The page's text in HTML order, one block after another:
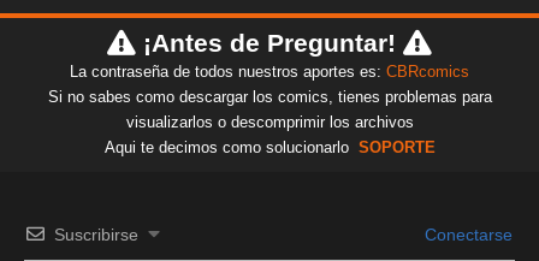
¡Antes de Preguntar!
La contraseña de todos nuestros aportes es: CBRcomics
Si no sabes como descargar los comics, tienes problemas para
visualizarlos o descomprimir los archivos
Aqui te decimos como solucionarlo SOPORTE
Suscribirse Conectarse